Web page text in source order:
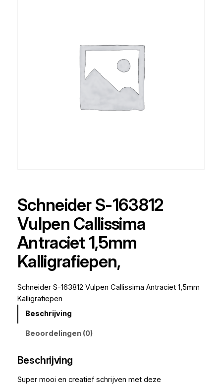
Schneider S-163812
Vulpen Callissima
Antraciet 1,5mm
Kalligrafiepen,
Schneider S-163812 Vulpen Callissima Antraciet 1,5mm
Kalligrafiepen
Beschrijving
Beoordelingen (0)
Beschrijving
Super mooi en creatief schrijven met deze